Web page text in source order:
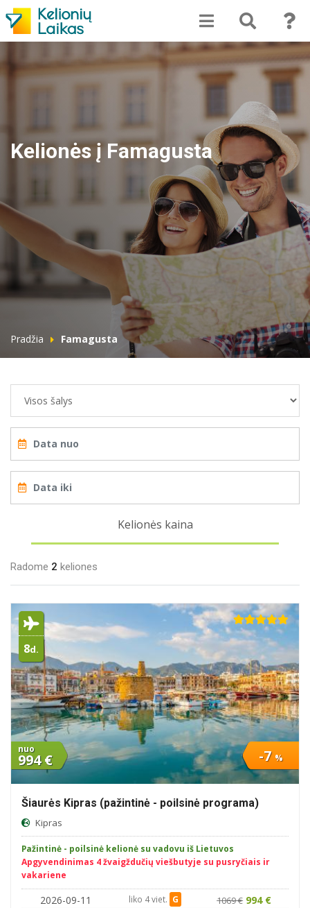
Kelionės į Famagusta
Pradžia Famagusta
Kelionės kaina
Radome 2 keliones
8d.
nuo
994 € -7 %
Šiaurės Kipras (pažintinė - poilsinė programa)
Kipras
Pažintinė - poilsinė kelionė su vadovu iš Lietuvos
Apgyvendinimas 4 žvaigždučių viešbutyje su pusryčiais ir
vakariene
2026-09-11 liko 4 viet. G 1069 € 994 €